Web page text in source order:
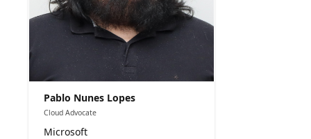
Pablo Nunes Lopes
Cloud Advocate
Microsoft